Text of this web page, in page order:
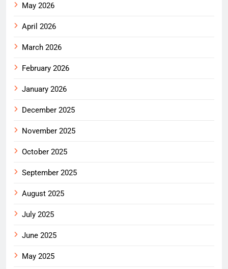
May 2026
April 2026
March 2026
February 2026
January 2026
December 2025
November 2025
October 2025
September 2025
August 2025
July 2025
June 2025
May 2025